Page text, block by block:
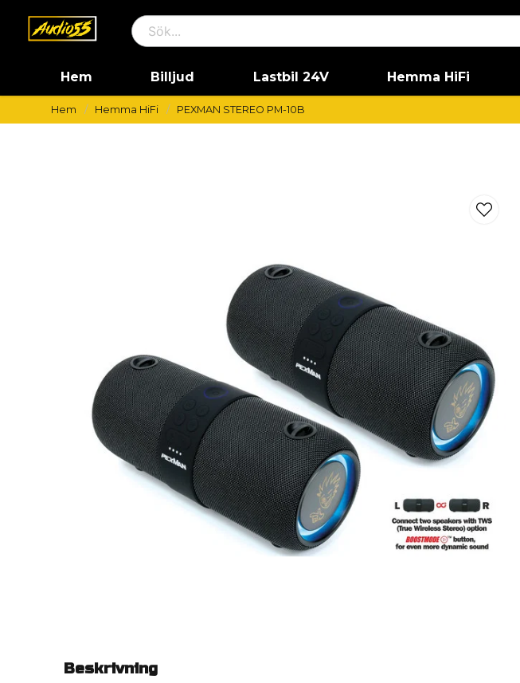
Hem Billjud Lastbil 24V Hemma HiFi
Hem Hemma HiFi PEXMAN STEREO PM-10B
Beskrivning